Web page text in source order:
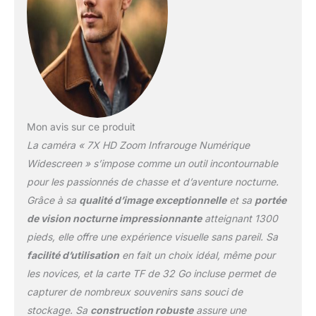
automatique pour une
surveillance intelligente
sans surveillance.
Conception
ergonomique, facile à
utiliser, antidérapant,
vision nocturne
numérique est idéale
l'exploration, les
aventures en plein air, la
surveillance, la recherche
et le sauvetage, la
navigation nocturne, la
pêche, l'observation de
la faune. ★ 【Divers
accessoires 】 Le paquet
Mon avis sur ce produit
La caméra « 7X HD Zoom Infrarouge Numérique
Widescreen » s’impose comme un outil incontournable
pour les passionnés de chasse et d’aventure nocturne.
Grâce à sa qualité d’image exceptionnelleet sa portée
de vision nocturne impressionnanteatteignant 1300
pieds, elle offre une expérience visuelle sans pareil. Sa
facilité d’utilisationen fait un choix idéal, même pour
les novices, et la carte TF de 32 Go incluse permet de
capturer de nombreux souvenirs sans souci de
stockage. Sa construction robusteassure une